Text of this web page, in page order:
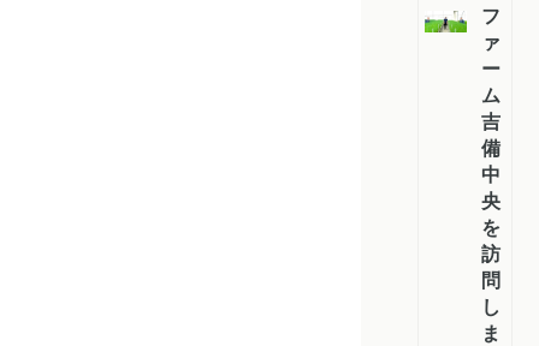
フ
ァ
ー
ム
吉
備
中
央
を
訪
問
し
ま